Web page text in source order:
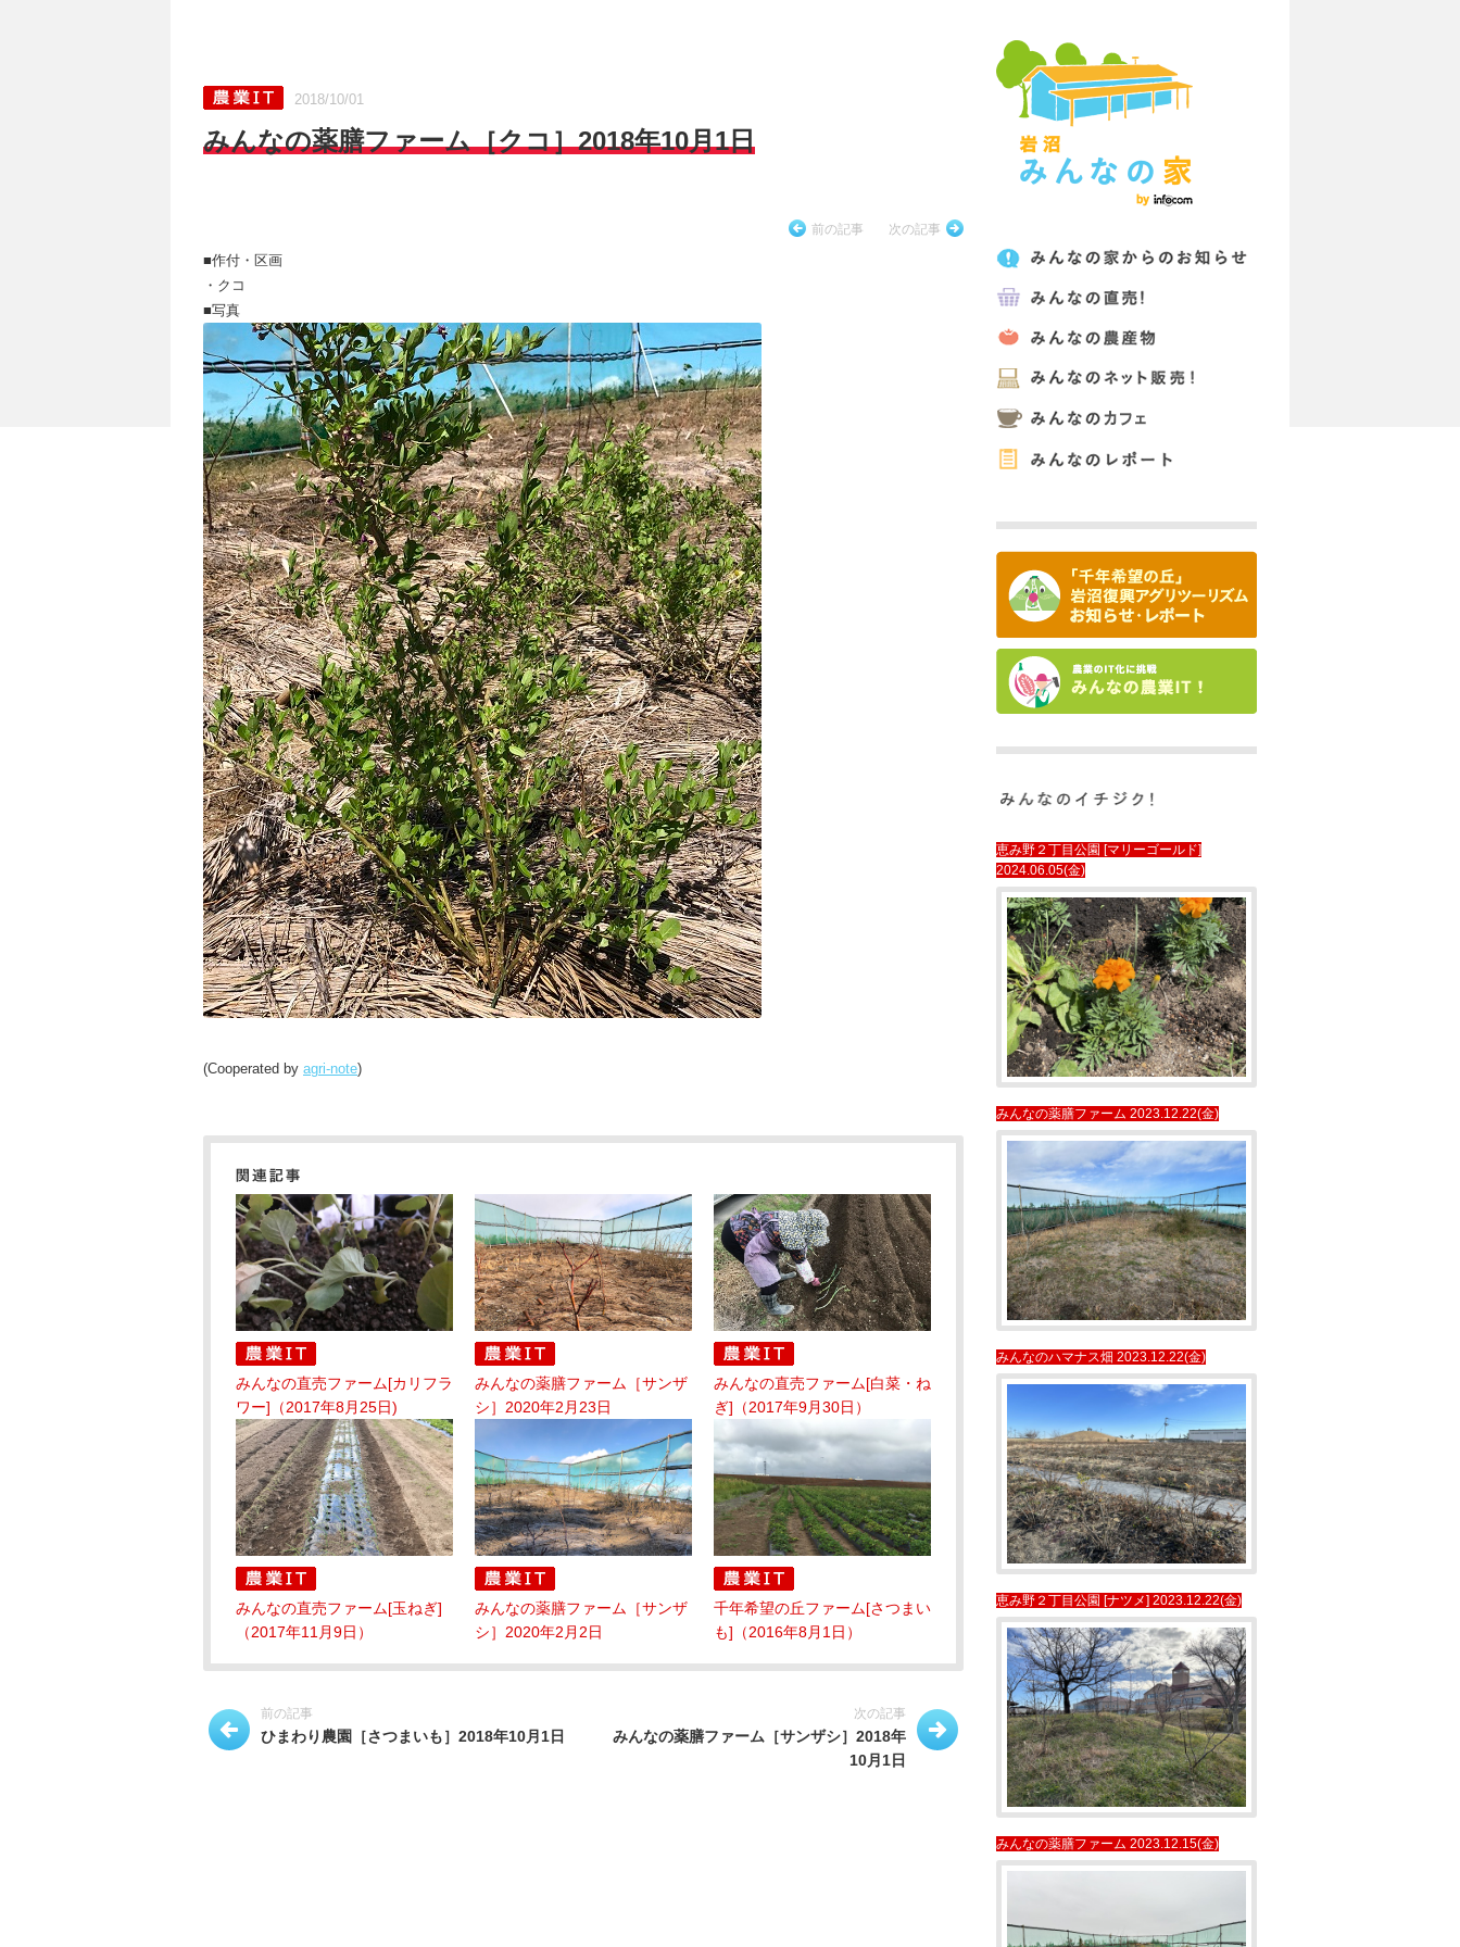
2018/10/01
みんなの薬膳ファーム［クコ］2018年10月1日
前の記事 次の記事
■作付・区画
・クコ
■写真
(Cooperated by agri-note)
みんなの直売ファーム[カリフラ
ワー]（2017年8月25日)
みんなの薬膳ファーム［サンザ
シ］2020年2月23日
みんなの直売ファーム[白菜・ね
ぎ]（2017年9月30日）
みんなの直売ファーム[玉ねぎ]
（2017年11月9日）
みんなの薬膳ファーム［サンザ
シ］2020年2月2日
千年希望の丘ファーム[さつまい
も]（2016年8月1日）
前の記事
ひまわり農園［さつまいも］2018年10月1日
次の記事
みんなの薬膳ファーム［サンザシ］2018年
10月1日
恵み野２丁目公園 [マリーゴールド]
2024.06.05(金)
みんなの薬膳ファーム 2023.12.22(金)
みんなのハマナス畑 2023.12.22(金)
恵み野２丁目公園 [ナツメ] 2023.12.22(金)
みんなの薬膳ファーム 2023.12.15(金)